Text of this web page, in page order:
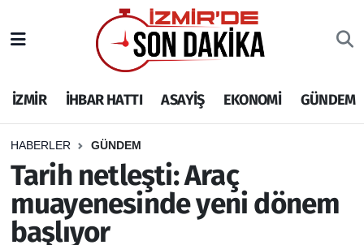
İZMİR İHBAR HATTI ASAYİŞ EKONOMİ GÜNDEM
HABERLER GÜNDEM
Tarih netleşti: Araç
muayenesinde yeni dönem
başlıyor
İHBAR HATTI
DEPREM
GENEL
EKONOMİ
İzmir Nöbetçi Eczaneler
İzmir Hava Durumu
İzmir Namaz Vakitleri
İzmir Trafik Yoğunluk Haritası
Puan Durumu ve Fikstür